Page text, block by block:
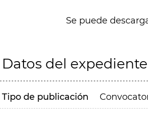
Se puede
Datos del expediente
Tipo de publicación